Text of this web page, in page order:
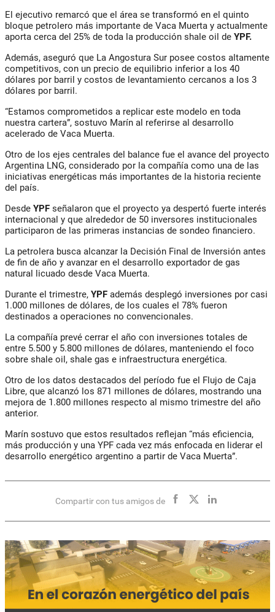
El ejecutivo remarcó que el área se transformó en el quinto
bloque petrolero más importante de Vaca Muerta y actualmente
aporta cerca del 25% de toda la producción shale oil de YPF.
Además, aseguró que La Angostura Sur posee costos altamente
competitivos, con un precio de equilibrio inferior a los 40
dólares por barril y costos de levantamiento cercanos a los 3
dólares por barril.
“Estamos comprometidos a replicar este modelo en toda
nuestra cartera”, sostuvo Marín al referirse al desarrollo
acelerado de Vaca Muerta.
Otro de los ejes centrales del balance fue el avance del proyecto
Argentina LNG, considerado por la compañía como una de las
iniciativas energéticas más importantes de la historia reciente
del país.
Desde YPF señalaron que el proyecto ya despertó fuerte interés
internacional y que alrededor de 50 inversores institucionales
participaron de las primeras instancias de sondeo financiero.
La petrolera busca alcanzar la Decisión Final de Inversión antes
de fin de año y avanzar en el desarrollo exportador de gas
natural licuado desde Vaca Muerta.
Durante el trimestre, YPF además desplegó inversiones por casi
1.000 millones de dólares, de los cuales el 78% fueron
destinados a operaciones no convencionales.
La compañía prevé cerrar el año con inversiones totales de
entre 5.500 y 5.800 millones de dólares, manteniendo el foco
sobre shale oil, shale gas e infraestructura energética.
Otro de los datos destacados del período fue el Flujo de Caja
Libre, que alcanzó los 871 millones de dólares, mostrando una
mejora de 1.800 millones respecto al mismo trimestre del año
anterior.
Marín sostuvo que estos resultados reflejan “más eficiencia,
más producción y una YPF cada vez más enfocada en liderar el
desarrollo energético argentino a partir de Vaca Muerta”.
Compartir con tus amigos de